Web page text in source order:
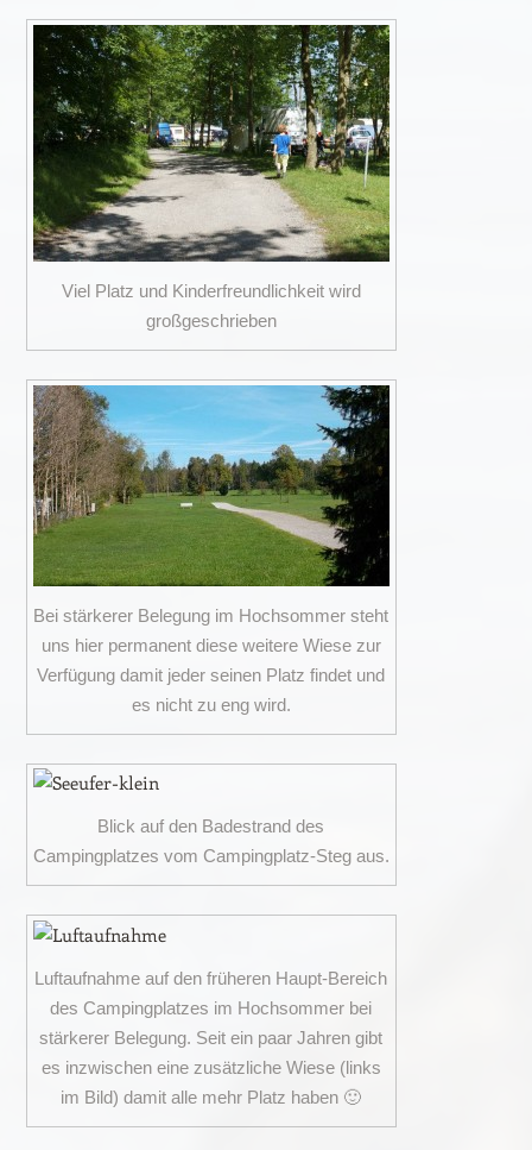
Viel Platz und Kinderfreundlichkeit wird
großgeschrieben
Bei stärkerer Belegung im Hochsommer steht
uns hier permanent diese weitere Wiese zur
Verfügung damit jeder seinen Platz findet und
es nicht zu eng wird.
Blick auf den Badestrand des
Campingplatzes vom Campingplatz-Steg aus.
Luftaufnahme auf den früheren Haupt-Bereich
des Campingplatzes im Hochsommer bei
stärkerer Belegung. Seit ein paar Jahren gibt
es inzwischen eine zusätzliche Wiese (links
im Bild) damit alle mehr Platz haben 🙂